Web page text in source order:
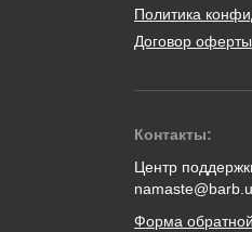
Политика
Договор оферты
Контакты:
Центр
Форма